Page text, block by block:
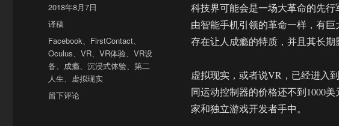
科技界可能会是一场大革命的先
由智能手机引领的革命一样，有
存在让人成瘾的特质，并且其长期
虚拟现实，或者说VR，已经进入
同运动控制器的价格还不到1000
家和独立游戏开发者手中。
发
布
于
2018年8月7日
分
类
译稿
标
签
Facebook、 FirstContact、
Oculus、VR、VR体验、VR设
备、 成瘾、沉浸式体验、第二
人生、 虚拟现实
于
留下评论